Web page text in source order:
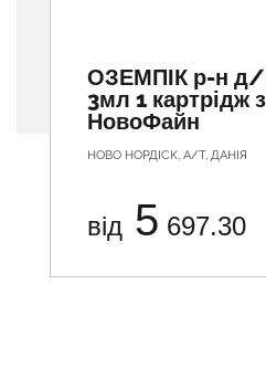
ОЗЕМПІК р-н д/
3мл 1 картрідж
НовоФайн
НОВО НОРДІСК, А/Т, ДАНІЯ
від 5 697.30